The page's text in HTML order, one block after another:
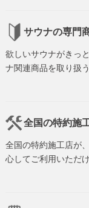
サウナの専門
欲しいサウナがきっ
ナ関連商品を取り扱
全国の特約施
全国の特約施工店が
心してご利用いただけ